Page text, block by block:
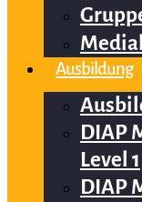
Ausbildung
DIAP
Level 1
DIAP